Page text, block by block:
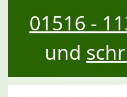
01516 -
und